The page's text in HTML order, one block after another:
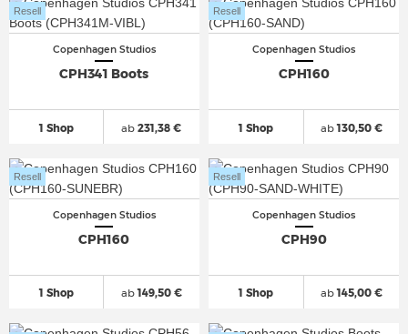
Copenhagen Studios
CPH341 Boots
1 Shop
Resell
ab 231,38 €
Copenhagen Studios
CPH160
1 Shop
Resell
ab130,50 €
Copenhagen Studios
CPH160
1 Shop
Resell
ab149,50 €
Copenhagen Studios
CPH90
1 Shop
Resell
ab145,00 €